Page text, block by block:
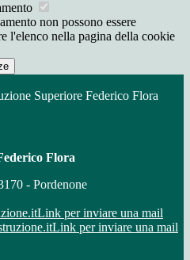
non possono essere
l'elenco nella pagina della cookie
Superiore Federico Flora
Flora
- Pordenone
Link per inviare una mail
Link per inviare una mail